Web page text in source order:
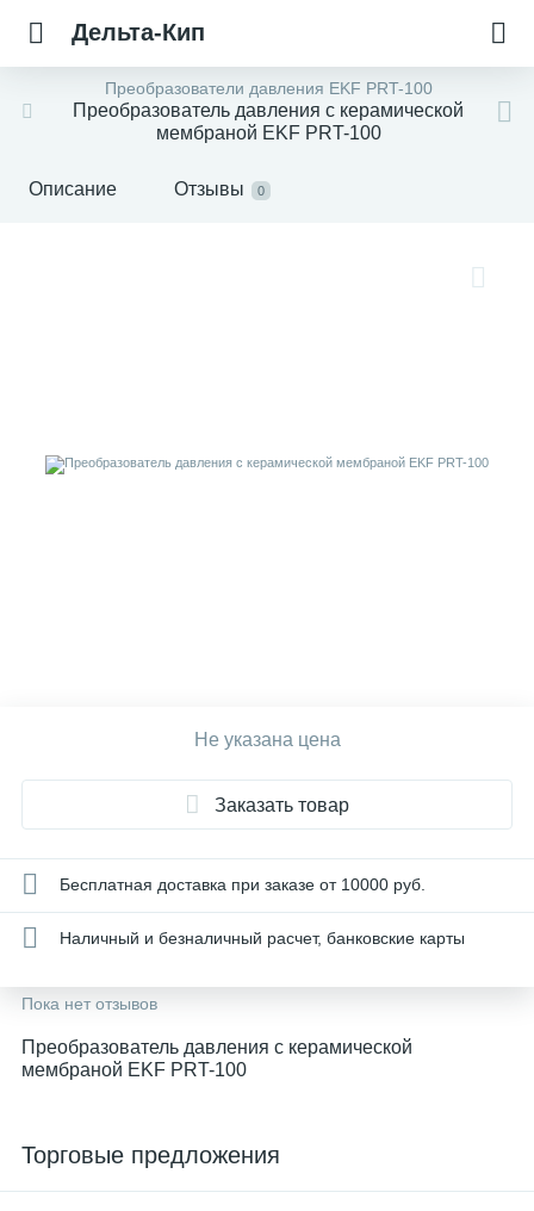
Дельта-Кип
Преобразователи давления EKF PRT-100
Преобразователь давления с керамической
мембраной EKF PRT-100
Описание Отзывы 0
Не указана цена
Заказать товар
Бесплатная доставка при заказе от 10000 руб.
Наличный и безналичный расчет, банковские карты
Пока нет отзывов
Преобразователь давления с керамической
мембраной EKF PRT-100
Торговые предложения